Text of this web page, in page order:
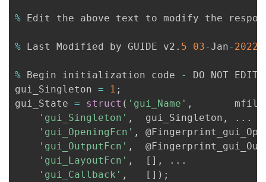
% Edit the above text to modify the
% Last Modified by GUIDE v2 . 5 03- Jan- 2022
% Begin initialization code -
DO NOT EDIT
gui_Singleton = 1 ;
gui_State = struct ( 'gui_Name' ,
'gui_Singleton' ,
  gui_Singleton
, . . .
'gui_OpeningFcn' ,
'gui_OutputFcn' ,
'gui_LayoutFcn' , [ ] , . . .
'gui_Callback' , [ ] ) ;